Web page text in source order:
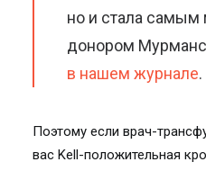
но и стала
донором
в нашем журнале.
Поэтому если врач-
вас Kell-положительная